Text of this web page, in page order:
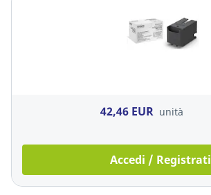
42,46 EUR unità
Accedi / Registrati